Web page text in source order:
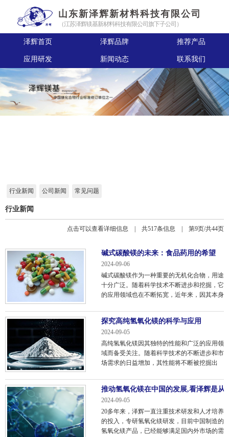
山东新泽辉新材料科技有限公司
（江苏泽辉镁基新材料科技有限公司旗下子公司）
泽辉首页 泽辉品牌 推荐产品
应用研发 新闻动态 联系我们
行业新闻 公司新闻 常见问题
行业新闻
点击可以查看详细信息 | 共517条信息 | 第9页/共44页
碱式碳酸镁的未来：食品药用的希望
2024-09-06
碱式碳酸镁作为一种重要的无机化合物，用途
十分广泛。随着科学技术不断进步和挖掘，它
的应用领域也在不断拓宽，近年来，因其本身
探究高纯氢氧化镁的科学与应用
2024-09-05
高纯氢氧化镁因其独特的性能和广泛的应用领
域而备受关注。随着科学技术的不断进步和市
场需求的日益增加，其性能将不断被挖掘出
推动氢氧化镁在中国的发展,看泽辉是从
2024-09-05
20多年来，泽辉一直注重技术研发和人才培养
的投入，专研氢氧化镁研发，目前中国制造的
氢氧化镁产品，已经能够满足国内外市场的需